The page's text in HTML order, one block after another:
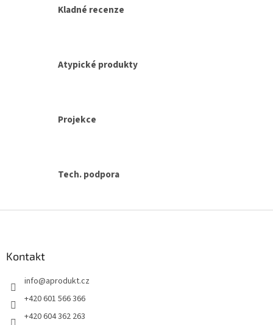
Kladné recenze
Atypické produkty
Projekce
Tech. podpora
Kontakt
info@aprodukt.cz
+420 601 566 366
+420 604 362 263